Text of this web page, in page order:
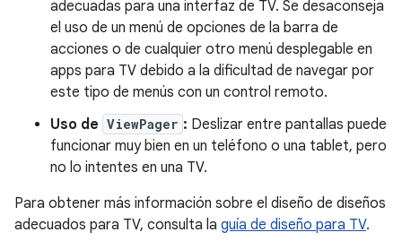
adecuadas para una interfaz de TV. Se desaconseja
el uso de un menú de opciones de la barra de
acciones o de cualquier otro menú desplegable en
apps para TV debido a la dificultad de navegar por
este tipo de menús con un control remoto.
Uso de ViewPager : Deslizar entre pantallas puede
funcionar muy bien en un teléfono o una tablet, pero
no lo intentes en una TV.
Para obtener más información sobre el diseño de diseños
adecuados para TV, consulta la guía de diseño para TV.